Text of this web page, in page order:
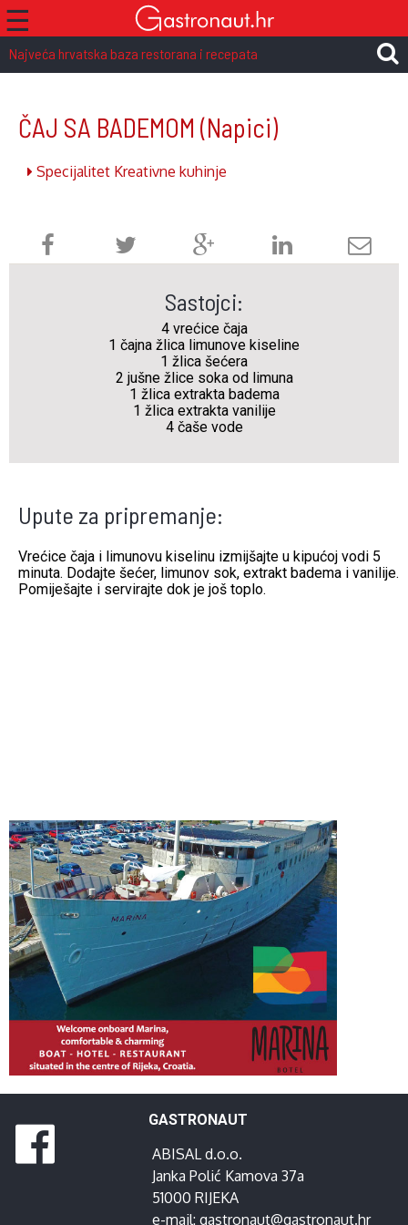
☰
Najveća hrvatska baza restorana i recepata
ČAJ SA BADEMOM (Napici)
Specijalitet Kreativne kuhinje
Sastojci:
4 vrećice čaja
1 čajna žlica limunove kiseline
1 žlica šećera
2 jušne žlice soka od limuna
1 žlica extrakta badema
1 žlica extrakta vanilije
4 čaše vode
Upute za pripremanje:
Vrećice čaja i limunovu kiselinu izmijšajte u kipućoj vodi 5
minuta. Dodajte šećer, limunov sok, extrakt badema i vanilije.
Pomiješajte i servirajte dok je još toplo.
GASTRONAUT
ABISAL d.o.o.
Janka Polić Kamova 37a
51000 RIJEKA
e-mail: gastronaut@gastronaut.hr